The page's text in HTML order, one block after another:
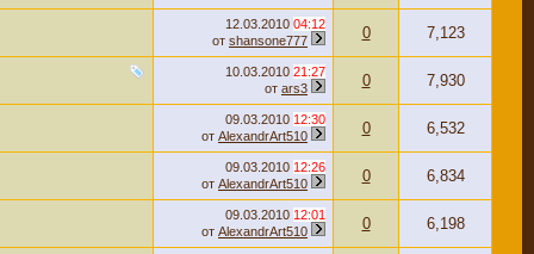
12.03.2010 04:12
от shansone777 0 7,123
10.03.2010 21:27
от ars3 0 7,930
09.03.2010 12:30
от AlexandrArt510 0 6,532
09.03.2010 12:26
от AlexandrArt510 0 6,834
09.03.2010 12:01
от AlexandrArt510 0 6,198